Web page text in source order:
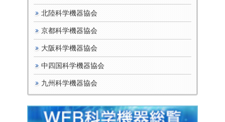
北陸科学機器協会
京都科学機器協会
大阪科学機器協会
中四国科学機器協会
九州科学機器協会